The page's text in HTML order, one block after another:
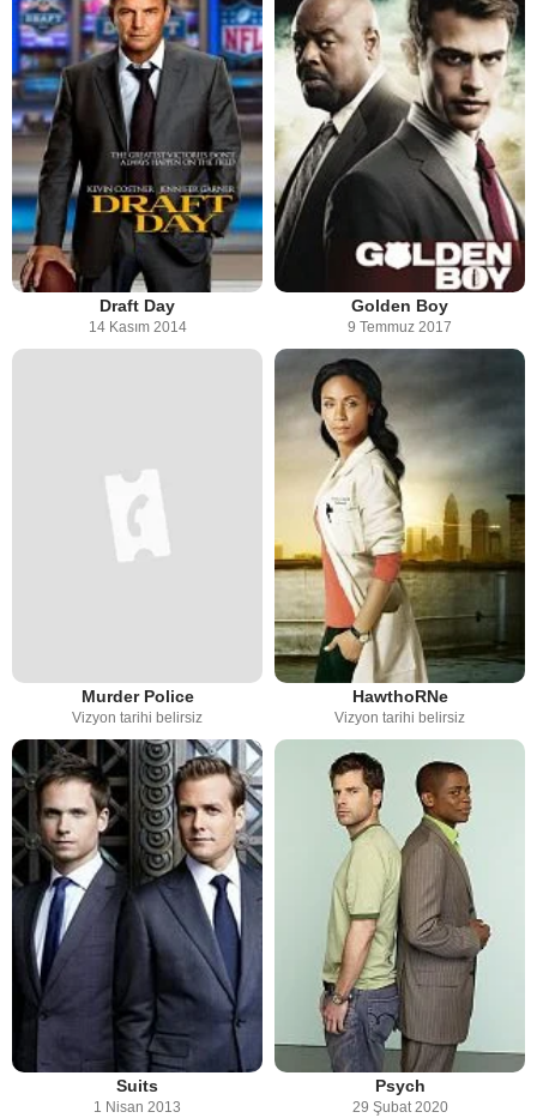
Draft Day
14 Kasım 2014
Golden Boy
9 Temmuz 2017
Murder Police
Vizyon tarihi belirsiz
HawthoRNe
Vizyon tarihi belirsiz
Suits
1 Nisan 2013
Psych
29 Şubat 2020